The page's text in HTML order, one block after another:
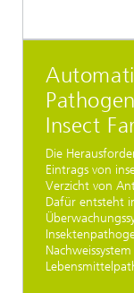
Insect
Die
Eintrags von
Verzicht von
Dafür entsteht